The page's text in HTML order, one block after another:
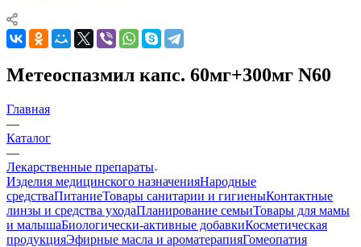
Метеоспазмил капс. 60мг+300мг N60
Главная
—
Каталог
—
Лекарственные препараты
Изделия медицинского назначенияНародные
средстваПитаниеТовары санитарии и гигиеныКонтактные
линзы и средства уходаПланирование семьиТовары для мамы
и малышаБиологически-активные добавкиКосметическая
продукцияЭфирные масла и ароматерапияГомеопатия